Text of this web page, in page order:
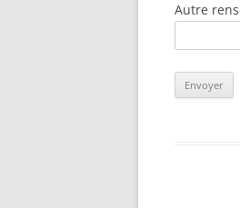
Autre